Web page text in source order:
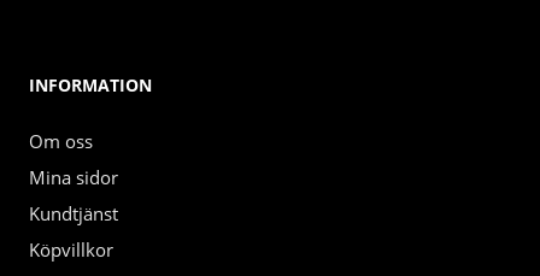
INFORMATION
Om oss
Mina sidor
Kundtjänst
Köpvillkor